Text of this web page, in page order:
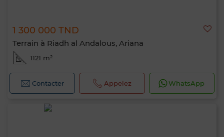
1 300 000 TND
Terrain à Riadh al Andalous, Ariana
1121 m²
Contacter Appelez WhatsApp